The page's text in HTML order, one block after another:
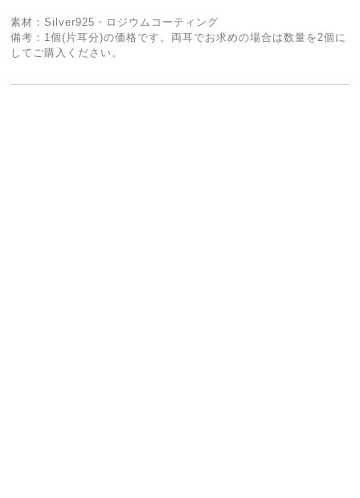
素材：Silver925・ロジウムコーティング
備考：1個(片耳分)の価格です。両耳でお求めの場合は数量を2個に
してご購入ください。